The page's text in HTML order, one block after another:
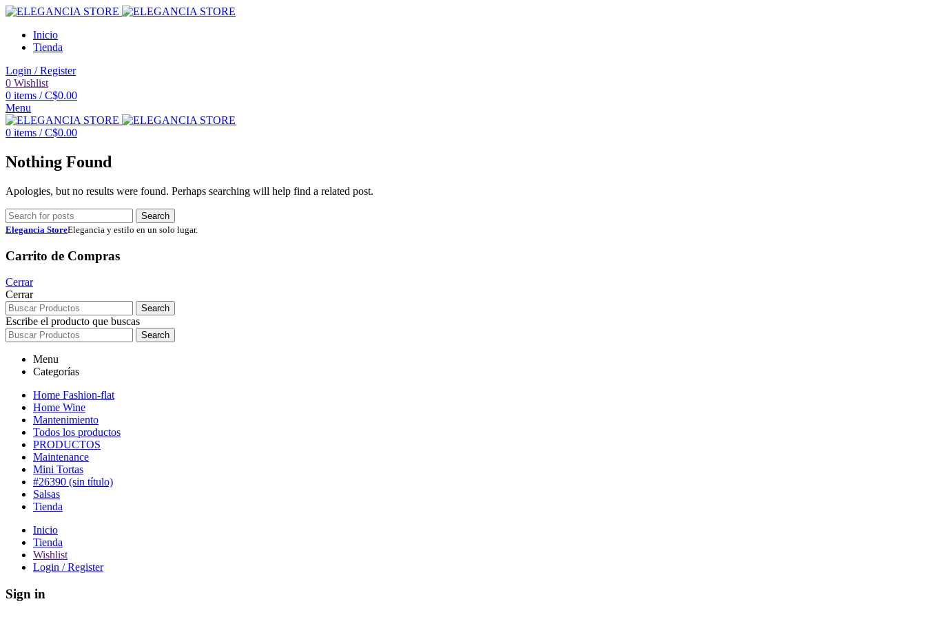
Inicio
Tienda
Login / Register
0 Wishlist
0 items / C$0.00
Menu
0 items / C$0.00
Nothing Found
Apologies, but no results were found. Perhaps searching will help find a related post.
Search
Elegancia StoreElegancia y estilo en un solo lugar.
Carrito de Compras
Cerrar
Cerrar
Search
Escribe el producto que buscas
Search
Menu
Categorías
Home Fashion-flat
Home Wine
Mantenimiento
Todos los productos
PRODUCTOS
Maintenance
Mini Tortas
#26390 (sin título)
Salsas
Tienda
Inicio
Tienda
Wishlist
Login / Register
Sign in